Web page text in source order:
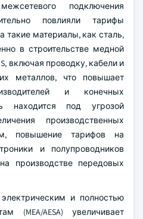
подключения
повлияли тарифы
такие материалы, как сталь,
в строительстве медной
включая проводку, кабели и
металлов, что повышает
и конечных
находится под угрозой
производственных
повышение тарифов на
и полупроводников
производстве передовых
и полностью
(MEA/AESA) увеличивает